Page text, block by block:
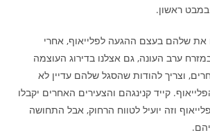
ראשון.
את שלהם בעצם ההגעה לפלייאוף, אחרי
במקום ה-13 במזרח ערב העונה, גם אצלנו בדירוג העוצמה
וצריך להודות שהסגל שלהם עדיין לא
קייד קנינגהם והצעירים האחרים יקבלו
וזה יועיל לטווח הרחוק, אבל התחושה